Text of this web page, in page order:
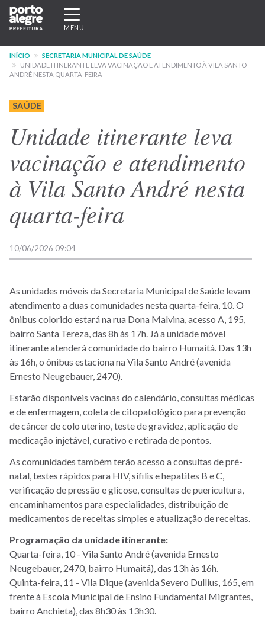
Pular
para
conteúdo
principal
Expandir/recolher
navegação
MENU
INÍCIO
SECRETARIA MUNICIPAL DE SAÚDE
UNIDADE ITINERANTE LEVA VACINAÇÃO E ATENDIMENTO À VILA SANTO
ANDRÉ NESTA QUARTA-FEIRA
SAÚDE
Unidade itinerante leva
vacinação e atendimento
à Vila Santo André nesta
quarta-feira
10/06/2026 09:04
As unidades móveis da Secretaria Municipal de Saúde levam
atendimento a duas comunidades nesta quarta-feira, 10. O
ônibus colorido estará na rua Dona Malvina, acesso A, 195,
bairro Santa Tereza, das 8h às 17h. Já a unidade móvel
itinerante atenderá comunidade do bairro Humaitá. Das 13h
às 16h, o ônibus estaciona na Vila Santo André (avenida
Ernesto Neugebauer, 2470).
Estarão disponíveis vacinas do calendário, consultas médicas
e de enfermagem, coleta de citopatológico para prevenção
de câncer de colo uterino, teste de gravidez, aplicação de
medicação injetável, curativo e retirada de pontos.
As comunidades também terão acesso a consultas de pré-
natal, testes rápidos para HIV, sífilis e hepatites B e C,
verificação de pressão e glicose, consultas de puericultura,
encaminhamentos para especialidades, distribuição de
medicamentos de receitas simples e atualização de receitas.
Programação da unidade itinerante:
Quarta-feira, 10 - Vila Santo André (avenida Ernesto
Neugebauer, 2470, bairro Humaitá), das 13h às 16h.
Quinta-feira, 11 - Vila Dique (avenida Severo Dullius, 165, em
frente à Escola Municipal de Ensino Fundamental Migrantes,
bairro Anchieta), das 8h30 às 13h30.